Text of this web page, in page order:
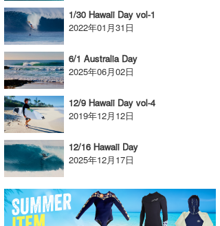
1/30 Hawaii Day vol-1
2022年01月31日
6/1 Australia Day
2025年06月02日
12/9 Hawaii Day vol-4
2019年12月12日
12/16 Hawaii Day
2025年12月17日
VAGY
waka☆=
YUKI☆
たっちー
ハンマー
まっきー
三輪予報士
小川予報士